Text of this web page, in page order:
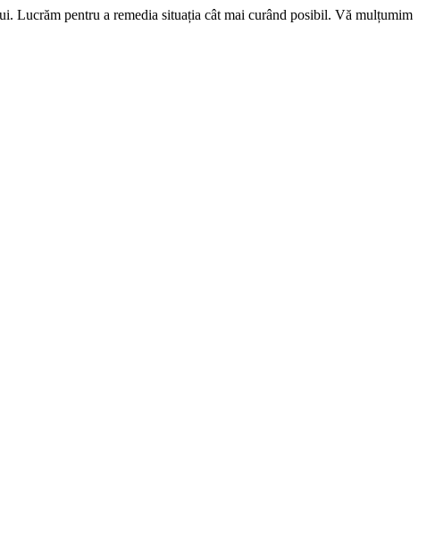
Lucrăm pentru a remedia situația cât mai curând posibil. Vă mulțumim